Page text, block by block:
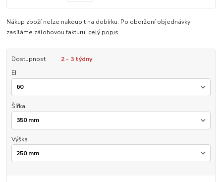
Nákup zboží nelze nakoupit na dobírku. Po obdržení objednávky
zasíláme zálohovou fakturu. celý popis
Dostupnost
2 - 3 týdny
EI
Šířka
Výška